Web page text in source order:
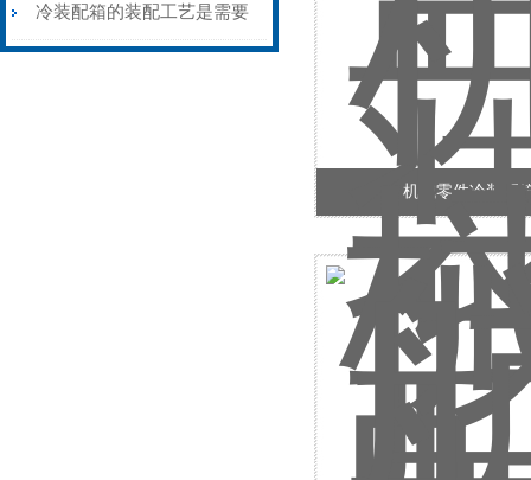
方法
冷装配箱的装配工艺是需要
机械零件冷装配